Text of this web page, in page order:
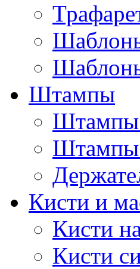
Штампы
Штампы
Штампы
Кисти и
Кисти
Кисти